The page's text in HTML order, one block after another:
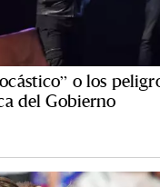
o los
del Gobierno